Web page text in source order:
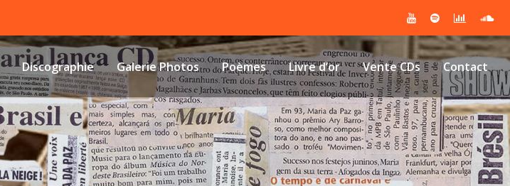
Discographie Galerie Photos Poèmes Livre d’or Vente CDs Contact